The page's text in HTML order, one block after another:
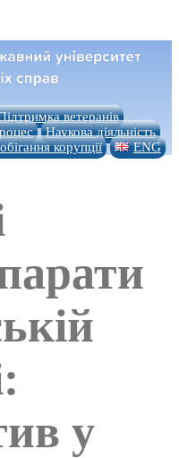
ветеранів
Наукова діяльність
корупції ENG
у